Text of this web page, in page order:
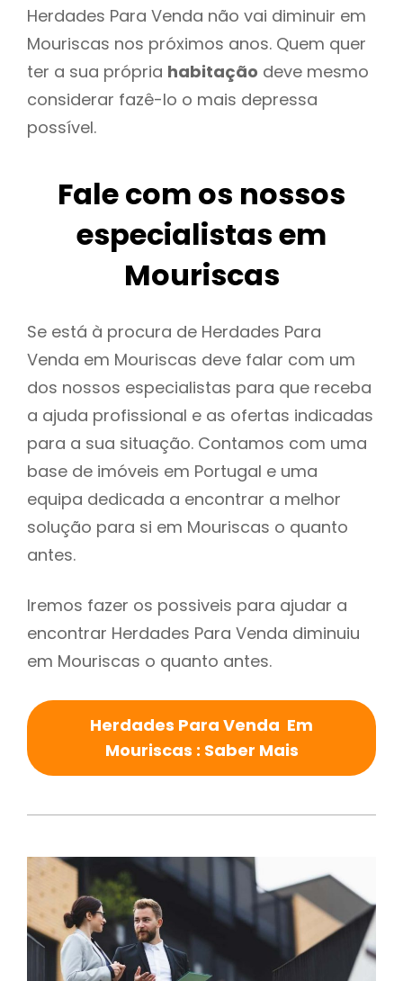
Herdades Para Venda não vai diminuir em
Mouriscas nos próximos anos. Quem quer
ter a sua própria habitação deve mesmo
considerar fazê-lo o mais depressa
possível.
Fale com os nossos
especialistas em
Mouriscas
Se está à procura de Herdades Para
Venda em Mouriscas deve falar com um
dos nossos especialistas para que receba
a ajuda profissional e as ofertas indicadas
para a sua situação. Contamos com uma
base de imóveis em Portugal e uma
equipa dedicada a encontrar a melhor
solução para si em Mouriscas o quanto
antes.
Iremos fazer os possiveis para ajudar a
encontrar Herdades Para Venda diminuiu
em Mouriscas o quanto antes.
Herdades Para Venda Em
Mouriscas : Saber Mais